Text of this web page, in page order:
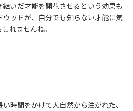
いだ才能を開花させるという効果も
ウッドが、自分でも知らない才能に気
れませんね。
時間をかけて大自然から注がれた、